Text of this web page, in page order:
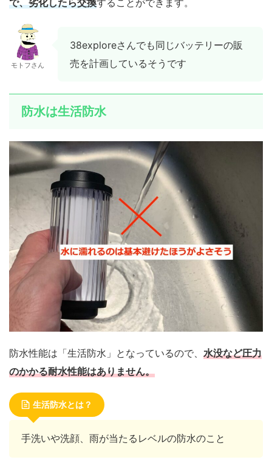
モトフさん
38exploreさんでも同じバッテリーの販
売を計画しているそうです
防水は生活防水
防水性能は「生活防水」となっているので、 水没など圧力
のかかる耐水性能はありません。
生活防水とは？
手洗いや洗顔、雨が当たるレベルの防水のこと